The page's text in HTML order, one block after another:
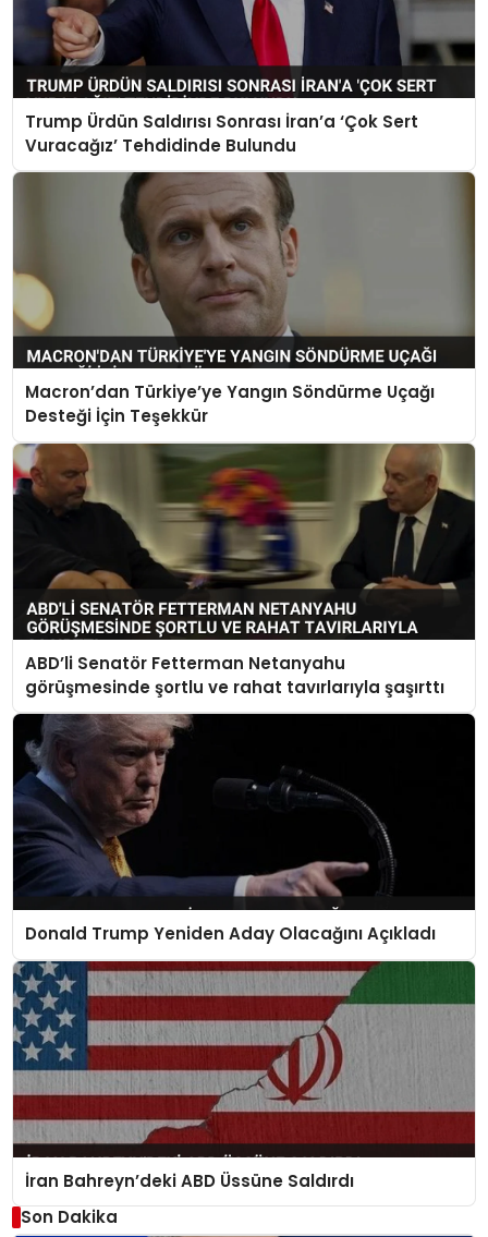
Trump Ürdün Saldırısı Sonrası İran’a ‘Çok Sert
Vuracağız’ Tehdidinde Bulundu
Macron’dan Türkiye’ye Yangın Söndürme Uçağı
Desteği İçin Teşekkür
ABD’li Senatör Fetterman Netanyahu
görüşmesinde şortlu ve rahat tavırlarıyla şaşırttı
Donald Trump Yeniden Aday Olacağını Açıkladı
İran Bahreyn’deki ABD Üssüne Saldırdı
Son Dakika